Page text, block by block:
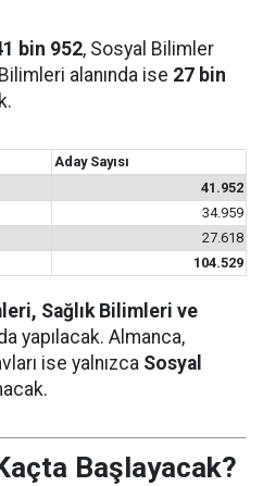
bin 952, Sosyal Bilimler
alanında ise 27 bin
Aday Sayısı
41.952
34.959
27.618
104.529
Sağlık Bilimleri ve
yapılacak. Almanca,
ise yalnızca Sosyal
Başlayacak?